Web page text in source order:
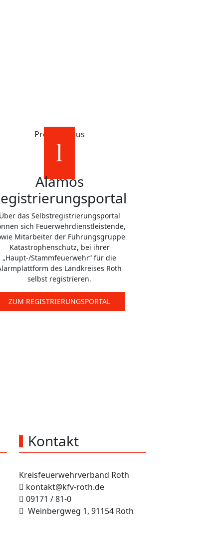
Probier's aus
Alamos
Über das Selbstregistrierungsportal
sich Feuerwehrdienstleistende,
Mitarbeiter der Führungsgruppe
Katastrophenschutz, bei ihrer
„Haupt-/Stammfeuerwehr“ für die
des Landkreises Roth
selbst registrieren.
ZUM REGISTRIERUNGSPORTAL
Kontakt
Kreisfeuerwehrverband Roth
kontakt@kfv-roth.de
09171 / 81-0
Weinbergweg 1, 91154 Roth